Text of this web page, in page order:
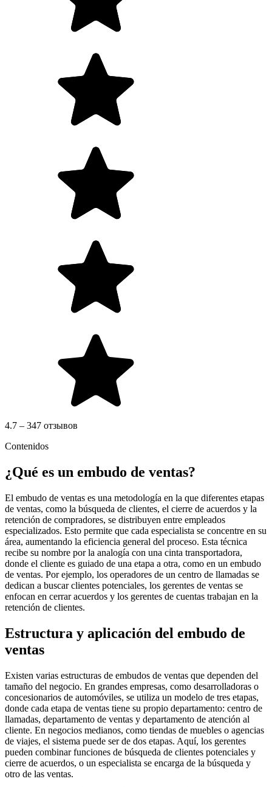
4.7 – 347 отзывов
Contenidos
¿Qué es un embudo de ventas?
El embudo de ventas es una metodología en la que diferentes etapas
de ventas, como la búsqueda de clientes, el cierre de acuerdos y la
retención de compradores, se distribuyen entre empleados
especializados. Esto permite que cada especialista se concentre en su
área, aumentando la eficiencia general del proceso. Esta técnica
recibe su nombre por la analogía con una cinta transportadora,
donde el cliente es guiado de una etapa a otra, como en un embudo
de ventas. Por ejemplo, los operadores de un centro de llamadas se
dedican a buscar clientes potenciales, los gerentes de ventas se
enfocan en cerrar acuerdos y los gerentes de cuentas trabajan en la
retención de clientes.
Estructura y aplicación del embudo de
ventas
Existen varias estructuras de embudos de ventas que dependen del
tamaño del negocio. En grandes empresas, como desarrolladoras o
concesionarios de automóviles, se utiliza un modelo de tres etapas,
donde cada etapa de ventas tiene su propio departamento: centro de
llamadas, departamento de ventas y departamento de atención al
cliente. En negocios medianos, como tiendas de muebles o agencias
de viajes, el sistema puede ser de dos etapas. Aquí, los gerentes
pueden combinar funciones de búsqueda de clientes potenciales y
cierre de acuerdos, o un especialista se encarga de la búsqueda y
otro de las ventas.